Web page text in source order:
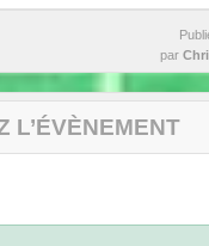
par
L’ÉVÈNEMENT